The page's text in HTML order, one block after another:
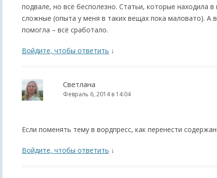
подвале, но всё бесполезно. Статьи, которые находила в
сложные (опыта у меня в таких вещах пока маловато). А
помогла – всё сработало.
Войдите, чтобы ответить ↓
Светлана
Февраль 6, 2014 в 14:04
Если поменять тему в вордпресс, как перенести
Войдите, чтобы ответить ↓